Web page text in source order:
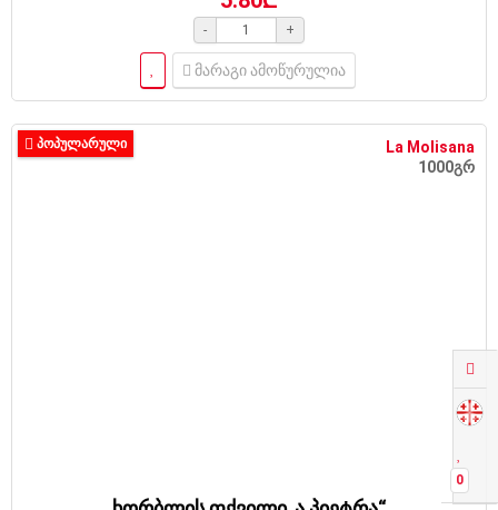
0
- +
მარაგი ამოწურულია
La Molisana
1000გრ
ᲞᲝᲞᲣᲚᲐᲠᲣᲚᲘ